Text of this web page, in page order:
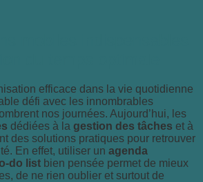
efficace dans la vie quotidienne
défi avec les innombrables
nos journées. Aujourd’hui, les
dédiées à la gestion des tâches et à
des solutions pratiques pour retrouver
En effet, utiliser un agenda
do list bien pensée permet de mieux
de ne rien oublier et surtout de